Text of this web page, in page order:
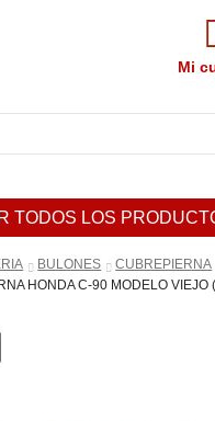
Mi
TODOS LOS
BULONES CUBREPIERNA
HONDA C-90 MODELO VIEJO